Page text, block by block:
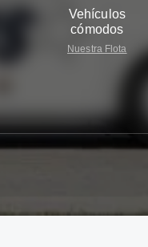
Vehículos
cómodos
Nuestra Flota